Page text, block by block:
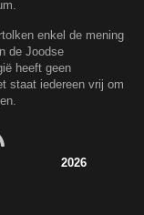
enkel de mening
de Joodse
heeft geen
staat iedereen vrij om
2026